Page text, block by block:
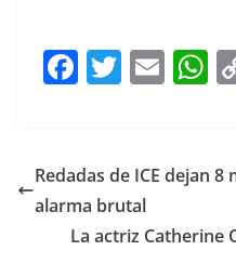
F
e
b
o
T
er
E
l s
p
Redadas de ICE dejan
alarma brutal
La actriz Catherine